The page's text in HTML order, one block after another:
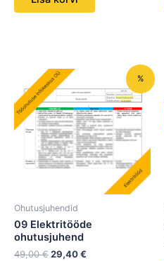
%
Ohutusjuhendid
09 Elektritööde
ohutusjuhend
49,00€
Algne
hind
oli:
49,00 €.
29,40€
Praegune
on:
29,40 €.